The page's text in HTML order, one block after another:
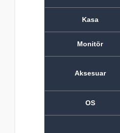
Kasa
Monitör
Aksesuar
OS